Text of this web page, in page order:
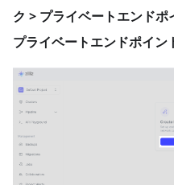
ク > プライベートエンドポ
プライベートエンドポイン